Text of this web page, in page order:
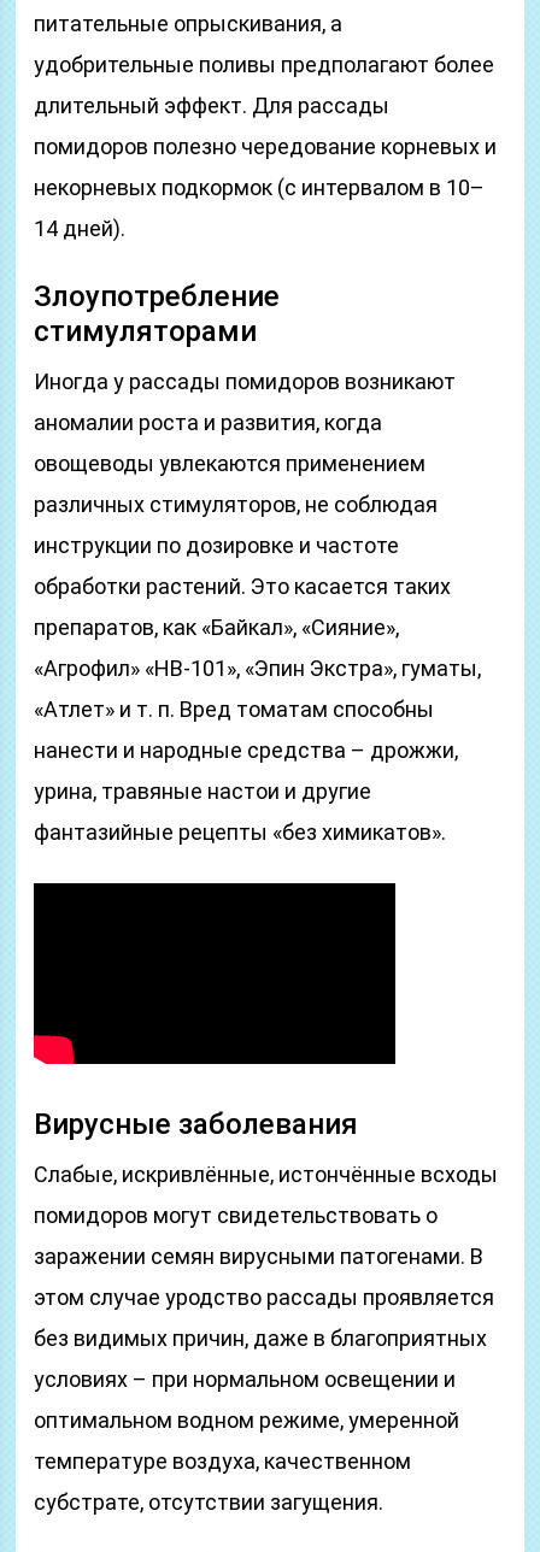
питательные опрыскивания, а
удобрительные поливы предполагают более
длительный эффект. Для рассады
помидоров полезно чередование корневых и
некорневых подкормок (с интервалом в 10–
14 дней).
Злоупотребление
стимуляторами
Иногда у рассады помидоров возникают
аномалии роста и развития, когда
овощеводы увлекаются применением
различных стимуляторов, не соблюдая
инструкции по дозировке и частоте
обработки растений. Это касается таких
препаратов, как «Байкал», «Сияние»,
«Агрофил» «НВ-101», «Эпин Экстра», гуматы,
«Атлет» и т. п. Вред томатам способны
нанести и народные средства – дрожжи,
урина, травяные настои и другие
фантазийные рецепты «без химикатов».
Вирусные заболевания
Слабые, искривлённые, истончённые всходы
помидоров могут свидетельствовать о
заражении семян вирусными патогенами. В
этом случае уродство рассады проявляется
без видимых причин, даже в благоприятных
условиях – при нормальном освещении и
оптимальном водном режиме, умеренной
температуре воздуха, качественном
субстрате, отсутствии загущения.